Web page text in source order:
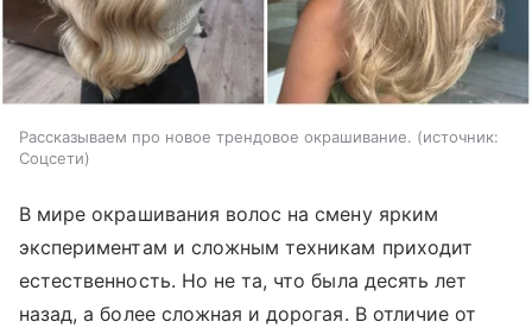
Рассказываем про новое трендовое окрашивание.
источник:
Соцсети
В мире окрашивания волос на смену ярким
экспериментам и сложным техникам приходит
естественность. Но не та, что была десять лет
назад, а более сложная и дорогая. В отличие от